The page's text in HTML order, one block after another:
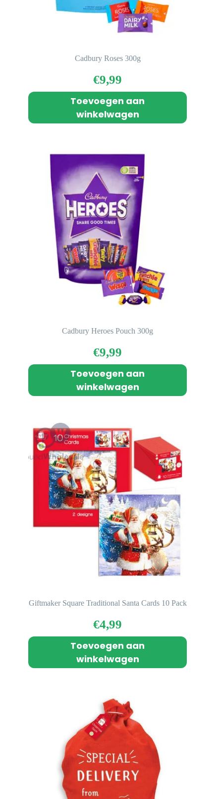
Cadbury Roses 300g
€9,99
Toevoegen aan
winkelwagen
Cadbury Heroes Pouch 300g
€9,99
Toevoegen aan
winkelwagen
Giftmaker Square Traditional Santa Cards 10 Pack
€4,99
Toevoegen aan
winkelwagen